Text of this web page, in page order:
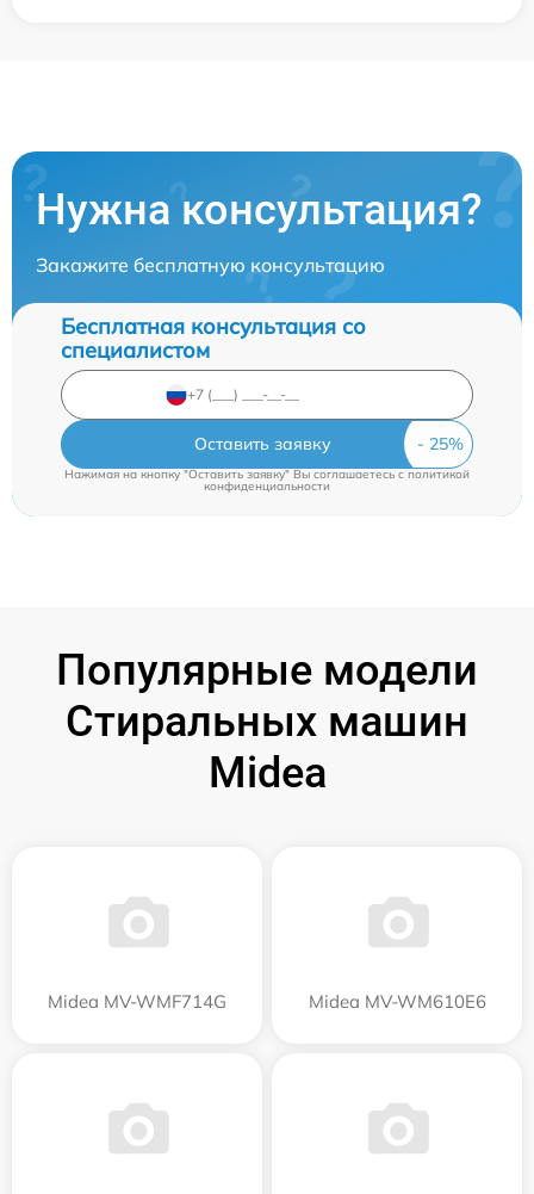
Нужна консультация?
Закажите бесплатную консультацию
Бесплатная консультация со
специалистом
Оставить заявку
Нажимая на кнопку "Оставить заявку" Вы соглашаетесь cполитикой
конфиденциальности
Популярные модели
Стиральных машин
Midea
Midea MV-WMF714G Midea MV-WM610E6